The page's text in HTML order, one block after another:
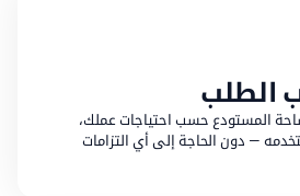
الطلب
المستودع حسب احتياجات عملك،
— دون الحاجة إلى أي التزامات